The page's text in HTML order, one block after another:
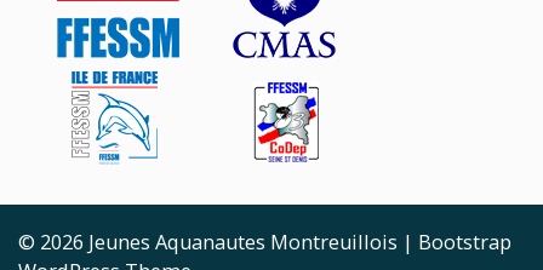
© 2026 Jeunes Aquanautes Montreuillois | Bootstrap